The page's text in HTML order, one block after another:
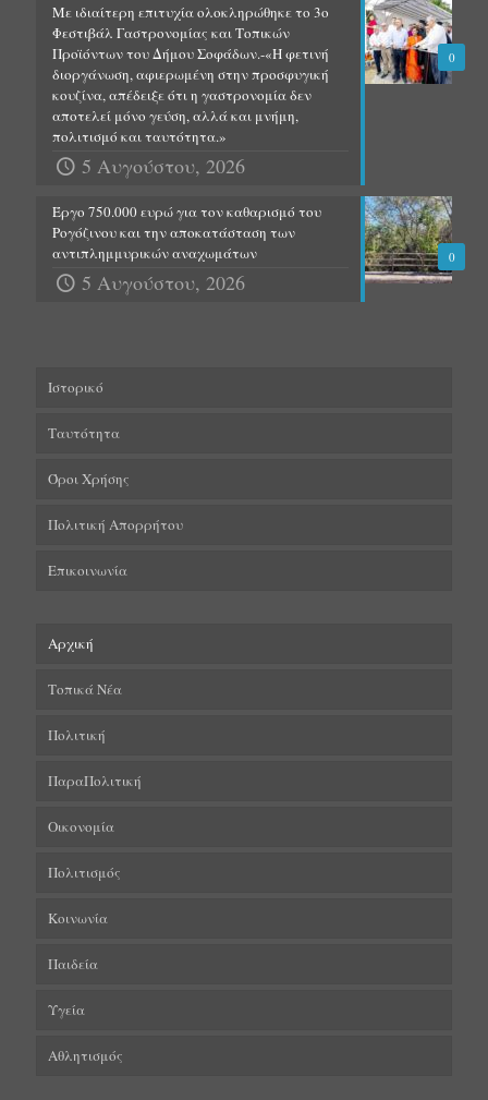
0
Με ιδιαίτερη επιτυχία ολοκληρώθηκε το 3ο
Φεστιβάλ Γαστρονομίας και Τοπικών
Προϊόντων του Δήμου Σοφάδων.-«Η φετινή
διοργάνωση, αφιερωμένη στην προσφυγική
κουζίνα, απέδειξε ότι η γαστρονομία δεν
αποτελεί μόνο γεύση, αλλά και μνήμη,
πολιτισμό και ταυτότητα.»
5 Αυγούστου, 2026
0
Έργο 750.000 ευρώ για τον καθαρισμό του
Ρογόζινου και την αποκατάσταση των
αντιπλημμυρικών αναχωμάτων
5 Αυγούστου, 2026
Ιστορικό
Ταυτότητα
Όροι Χρήσης
Πολιτική Απορρήτου
Επικοινωνία
Αρχική
Τοπικά Νέα
Πολιτική
ΠαραΠολιτική
Οικονομία
Πολιτισμός
Κοινωνία
Παιδεία
Υγεία
Αθλητισμός